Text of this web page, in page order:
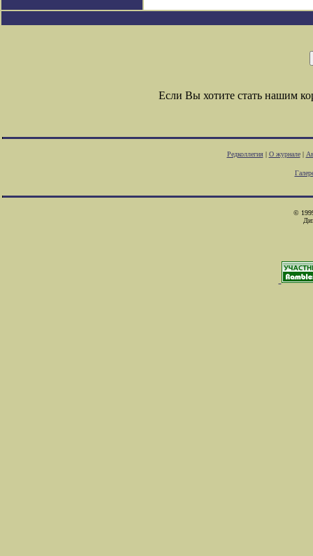
Если Вы хотите стать нашим
Редколлегия| О журнале|
©